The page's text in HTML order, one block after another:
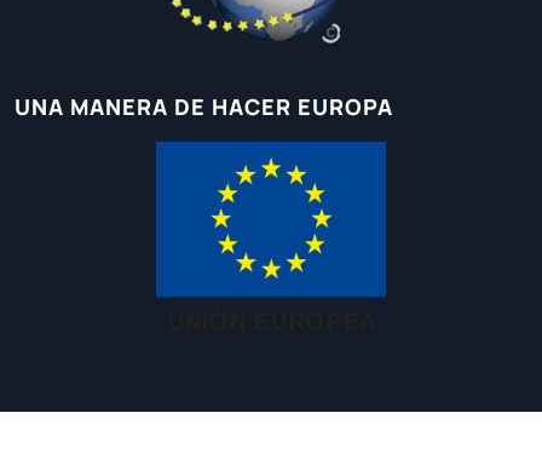
UNA MANERA DE HACER EUROPA